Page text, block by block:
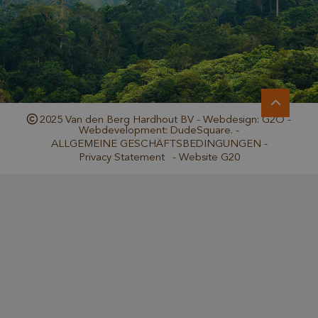
2025 Van den Berg Hardhout BV - Webdesign: G2O -
Webdevelopment: DudeSquare. -
ALLGEMEINE GESCHÄFTSBEDINGUNGEN -
Privacy Statement
- Website G20
_GRECAPTCHA
Google LLC
www.google.com